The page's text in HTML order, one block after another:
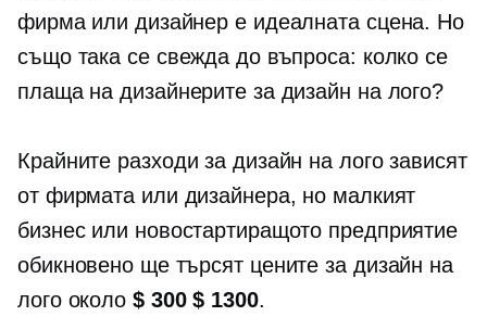
фирма или дизайнер е идеалната сцена. Но
също така се свежда до въпроса: колко се
плаща на дизайнерите за дизайн на лого?
Крайните разходи за дизайн на лого зависят
от фирмата или дизайнера, но малкият
бизнес или новостартиращото предприятие
обикновено ще търсят цените за дизайн на
лого около $ 300 $ 1300.